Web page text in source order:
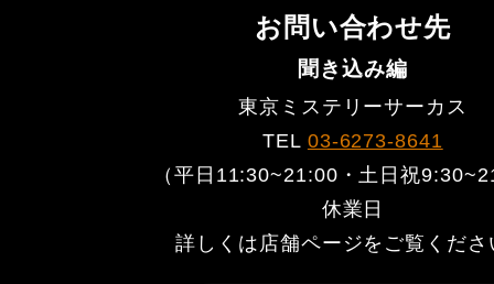
お問い合わせ先
聞き込み編
東京ミステリーサーカス
TEL 03-6273-8641
（平日11:30~21:00・土日祝
休業日
詳しくは店舗ページをご覧くださ